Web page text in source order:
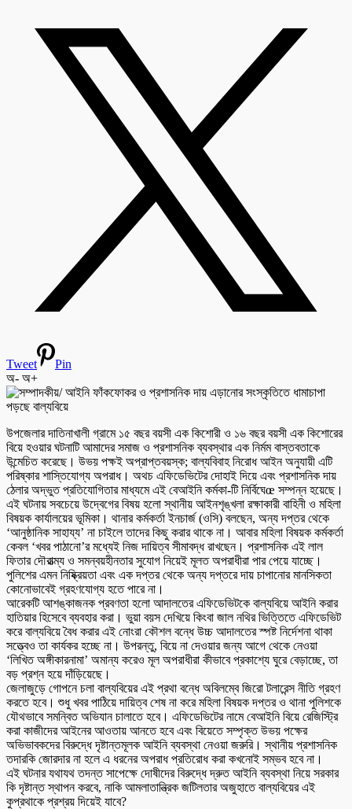
Tweet
Pin
অ- অ+
উপজেলার দাতিনাখালী গ্রামে ১৫ বছর বয়সী এক কিশোরী ও ১৬ বছর বয়সী এক কিশোরের
বিয়ে হওয়ার ঘটনাটি আমাদের সমাজ ও প্রশাসনিক ব্যবস্থার এক নির্মম বাস্তবতাকে
উন্মেচিত করেছে। উভয় পক্ষই অপ্রাপ্তবয়স্ক; বাল্যবিবাহ নিরোধ আইন অনুযায়ী এটি
পরিষ্কার শাস্তিযোগ্য অপরাধ। অথচ এফিডেভিটের দোহাই দিয়ে এবং প্রশাসনিক দায়
ঠেলার অদ্ভুত প্রতিযোগিতার মাধ্যমে এই বেআইনি কর্মকা-টি নির্বিঘেœ সম্পন্ন হয়েছে।
এই ঘটনায় সবচেয়ে উদ্বেগের বিষয় হলো স্থানীয় আইনশৃঙ্খলা রক্ষাকারী বাহিনী ও মহিলা
বিষয়ক কার্যালয়ের ভূমিকা। থানার কর্মকর্তা ইনচার্জ (ওসি) বলছেন, অন্য দপ্তর থেকে
‘আনুষ্ঠানিক সাহায্য’ না চাইলে তাদের কিছু করার থাকে না। আবার মহিলা বিষয়ক কর্মকর্তা
কেবল ‘খবর পাঠানো’র মধ্যেই নিজ দায়িত্ব সীমাবদ্ধ রাখছেন। প্রশাসনিক এই লাল
ফিতার দৌরাত্ম্য ও সমন্বয়হীনতার সুযোগ নিয়েই মূলত অপরাধীরা পার পেয়ে যাচ্ছে।
পুলিশের এমন নিষ্ক্রিয়তা এবং এক দপ্তর থেকে অন্য দপ্তরে দায় চাপানোর মানসিকতা
কোনোভাবেই গ্রহণযোগ্য হতে পারে না।
আরেকটি আশঙ্কাজনক প্রবণতা হলো আদালতের এফিডেভিটকে বাল্যবিয়ে আইনি করার
হাতিয়ার হিসেবে ব্যবহার করা। ভুয়া বয়স দেখিয়ে কিংবা জাল নথির ভিত্তিতে এফিডেভিট
করে বাল্যবিয়ে বৈধ করার এই নোংরা কৌশল বন্ধে উচ্চ আদালতের স্পষ্ট নির্দেশনা থাকা
সত্ত্বেও তা কার্যকর হচ্ছে না। উপরন্তু, বিয়ে না দেওয়ার জন্য আগে থেকে নেওয়া
‘লিখিত অঙ্গীকারনামা’ অমান্য করেও মূল অপরাধীরা কীভাবে প্রকাশ্যে ঘুরে বেড়াচ্ছে, তা
বড় প্রশ্ন হয়ে দাঁড়িয়েছে।
জেলাজুড়ে গোপনে চলা বাল্যবিয়ের এই প্রথা বন্ধে অবিলম্বে জিরো টলারেন্স নীতি গ্রহণ
করতে হবে। শুধু খবর পাঠিয়ে দায়িত্ব শেষ না করে মহিলা বিষয়ক দপ্তর ও থানা পুলিশকে
যৌথভাবে সমন্বিত অভিযান চালাতে হবে। এফিডেভিটের নামে বেআইনি বিয়ে রেজিস্ট্রি
করা কাজীদের আইনের আওতায় আনতে হবে এবং বিয়েতে সম্পৃক্ত উভয় পক্ষের
অভিভাবকদের বিরুদ্ধে দৃষ্টান্তমূলক আইনি ব্যবস্থা নেওয়া জরুরি। স্থানীয় প্রশাসনিক
তদারকি জোরদার না হলে এ ধরনের অপরাধ প্রতিরোধ করা কখনোই সম্ভব হবে না।
এই ঘটনার যথাযথ তদন্ত সাপেক্ষে দোষীদের বিরুদ্ধে দ্রুত আইনি ব্যবস্থা নিয়ে সরকার
কি দৃষ্টান্ত স্থাপন করবে, নাকি আমলাতান্ত্রিক জটিলতার অজুহাতে বাল্যবিয়ের এই
কুপ্রথাকে প্রশ্রয় দিয়েই যাবে?